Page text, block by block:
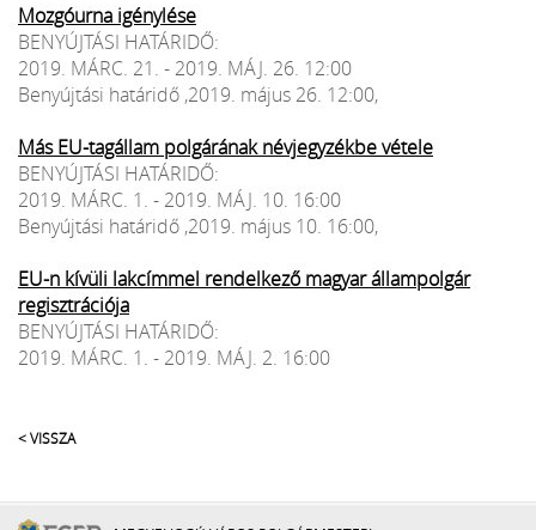
Mozgóurna igénylése
BENYÚJTÁSI HATÁRIDŐ:
2019. MÁRC. 21. - 2019. MÁJ. 26. 12:00
Benyújtási határidő ,2019. május 26. 12:00,
Más EU-tagállam polgárának névjegyzékbe vétele
BENYÚJTÁSI HATÁRIDŐ:
2019. MÁRC. 1. - 2019. MÁJ. 10. 16:00
Benyújtási határidő ,2019. május 10. 16:00,
EU-n kívüli lakcímmel rendelkező magyar állampolgár
regisztrációja
BENYÚJTÁSI HATÁRIDŐ:
2019. MÁRC. 1. - 2019. MÁJ. 2. 16:00
< VISSZA